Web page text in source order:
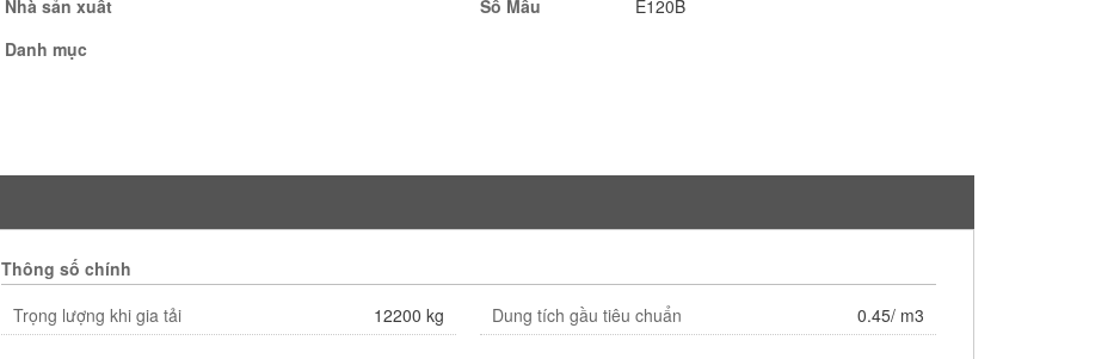
Nhà sản xuất
Danh mục
Số Mẫu E120B
Thông số chính
Trọng lượng khi gia tải
12200 kg Dung tích gầu tiêu chuẩn 0.45/ m3